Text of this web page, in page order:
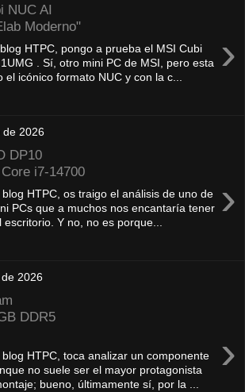
NUC AI
Moderno"
›
HTPC, pongo a prueba el MSI Cubi
1UMG . Sí, otro mini PC de MSI, pero esta
el icónico formato NUC y con la c...
de 2026
DP10
i7-14700
›
blog HTPC, os traigo el análisis de uno de
PCs que a muchos nos encantaría tener
escritorio. Y no, no es porque...
2026
DDR5
›
blog HTPC, toca analizar un componente
no suele ser el mayor protagonista
bueno, últimamente sí, por la ...